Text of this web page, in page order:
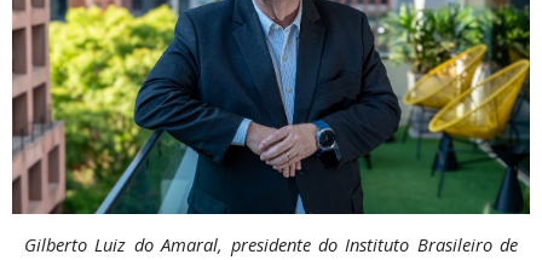
Gilberto Luiz do Amaral, presidente do Instituto Brasileiro de